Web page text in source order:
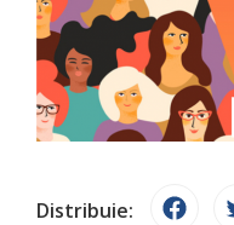
Distribuie: